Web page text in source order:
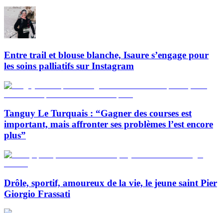
Entre trail et blouse blanche, Isaure s’engage pour
les soins palliatifs sur Instagram
Tanguy Le Turquais : “Gagner des courses est
important, mais affronter ses problèmes l’est encore
plus”
Drôle, sportif, amoureux de la vie, le jeune saint Pier
Giorgio Frassati